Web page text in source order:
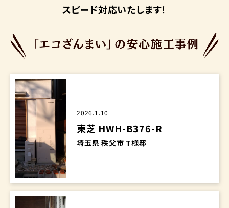
スピード対応いたします！
2026.1.10
東芝 HWH-B376-R
埼玉県 秩父市 T様邸